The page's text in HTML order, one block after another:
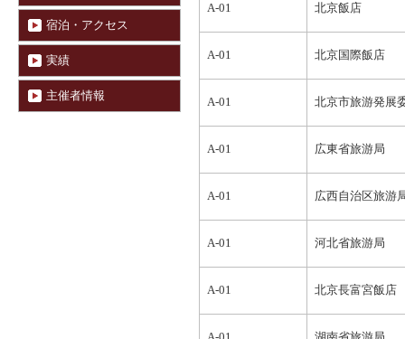
宿泊・アクセス
実績
主催者情報
A-01 北京飯店
A-01 北京国際飯店
A-01 北京市旅游発展
A-01 広東省旅游局
A-01 広西自治区旅游
A-01 河北省旅游局
A-01 北京長富宮飯店